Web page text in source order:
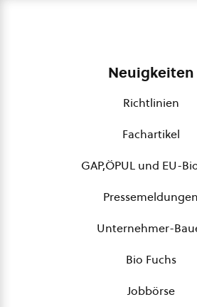
Neuigkeiten
Richtlinien
Fachartikel
GAP,ÖPUL und EU-
Pressemeldungen
Unternehmer-
Bio Fuchs
Jobbörse